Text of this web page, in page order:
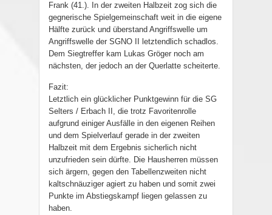
Frank (41.). In der zweiten Halbzeit zog sich die
gegnerische Spielgemeinschaft weit in die eigene
Hälfte zurück und überstand Angriffswelle um
Angriffswelle der SGNO II letztendlich schadlos.
Dem Siegtreffer kam Lukas Gröger noch am
nächsten, der jedoch an der Querlatte scheiterte.
Fazit:
Letztlich ein glücklicher Punktgewinn für die SG
Selters / Erbach II, die trotz Favoritenrolle
aufgrund einiger Ausfälle in den eigenen Reihen
und dem Spielverlauf gerade in der zweiten
Halbzeit mit dem Ergebnis sicherlich nicht
unzufrieden sein dürfte. Die Hausherren müssen
sich ärgern, gegen den Tabellenzweiten nicht
kaltschnäuziger agiert zu haben und somit zwei
Punkte im Abstiegskampf liegen gelassen zu
haben.